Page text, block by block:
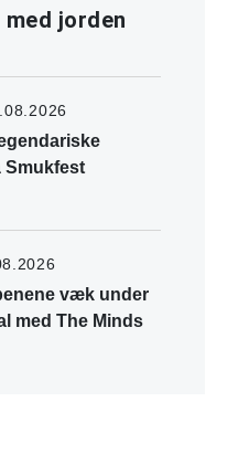
jorden
Smukfest
væk under
med The Minds